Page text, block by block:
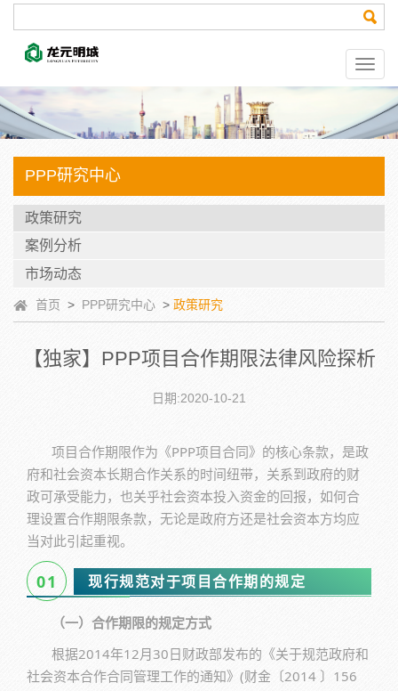
PPP研究中心
政策研究
案例分析
市场动态
首页 > PPP研究中心 > 政策研究
【独家】PPP项目合作期限法律风险探析
日期:2020-10-21
项目合作期限作为《PPP项目合同》的核心条款，是政
府和社会资本长期合作关系的时间纽带，关系到政府的财
政可承受能力，也关乎社会资本投入资金的回报，如何合
理设置合作期限条款，无论是政府方还是社会资本方均应
当对此引起重视。
01 现行规范对于项目合作期的规定
（一）合作期限的规定方式
根据2014年12月30日财政部发布的《关于规范政府和
社会资本合作合同管理工作的通知》(财金〔2014 〕156